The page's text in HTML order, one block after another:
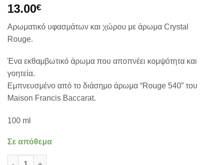
13.00€
Αρωματικό υφασμάτων και χώρου με άρωμα Crystal
Rouge.
Ένα εκθαμβωτικό άρωμα που αποπνέει κομψότητα και
γοητεία.
Εμπνευσμένο από το διάσημο άρωμα “Rouge 540” του
Maison Francis Baccarat.
100 ml
Σε απόθεμα
Fabric Mist - Crystal Rouge ποσότητα